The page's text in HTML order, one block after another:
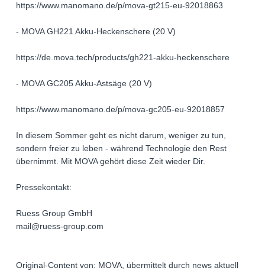
https://www.manomano.de/p/mova-gt215-eu-92018863
- MOVA GH221 Akku-Heckenschere (20 V)
https://de.mova.tech/products/gh221-akku-heckenschere
- MOVA GC205 Akku-Astsäge (20 V)
https://www.manomano.de/p/mova-gc205-eu-92018857
In diesem Sommer geht es nicht darum, weniger zu tun,
sondern freier zu leben - während Technologie den Rest
übernimmt. Mit MOVA gehört diese Zeit wieder Dir.
Pressekontakt:
Ruess Group GmbH
mail@ruess-group.com
Original-Content von: MOVA, übermittelt durch news aktuell